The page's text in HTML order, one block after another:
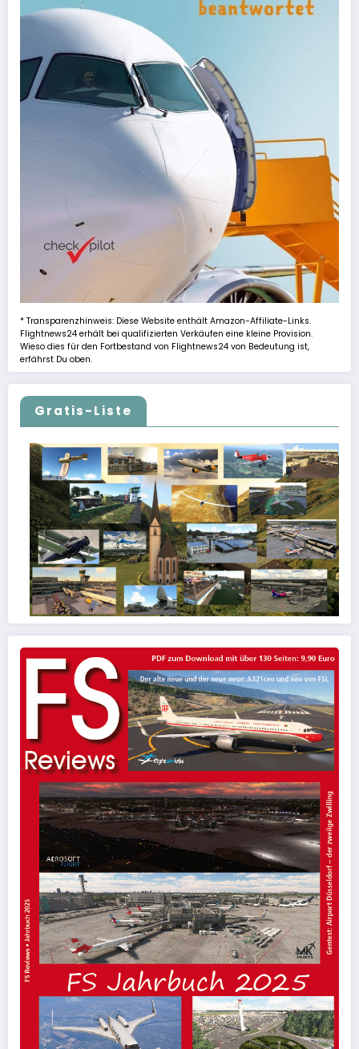
* Transparenzhinweis: Diese Website enthält Amazon-Affiliate-Links.
Flightnews24 erhält bei qualifizierten Verkäufen eine kleine Provision.
Wieso dies für den Fortbestand von Flightnews24 von Bedeutung ist,
erfährst Du oben.
Gratis-Liste